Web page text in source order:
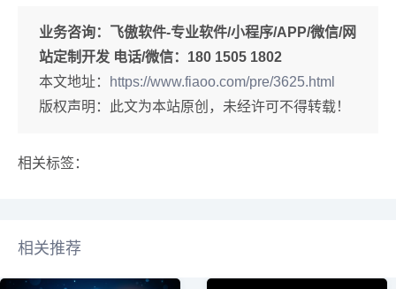
业务咨询： 飞傲软件-专业软件/小程序/APP/微信/网
站定制开发 电话/微信：180 1505 1802
本文地址：
https://www.fiaoo.com/pre/3625.html
版权声明：此文为本站原创，未经许可不得转载！
相关标签：
相关推荐